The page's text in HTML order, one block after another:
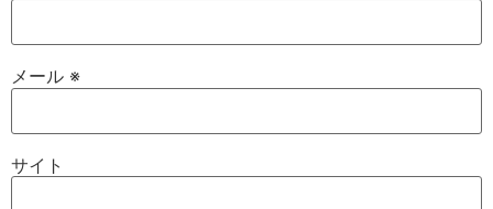
メール ※
サイト